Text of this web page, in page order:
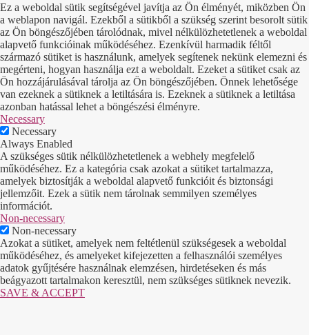
Ez a weboldal sütik segítségével javítja az Ön élményét, miközben Ön
a weblapon navigál. Ezekből a sütikből a szükség szerint besorolt sütik
az Ön böngészőjében tárolódnak, mivel nélkülözhetetlenek a weboldal
alapvető funkcióinak működéséhez. Ezenkívül harmadik féltől
származó sütiket is használunk, amelyek segítenek nekünk elemezni és
megérteni, hogyan használja ezt a weboldalt. Ezeket a sütiket csak az
Ön hozzájárulásával tárolja az Ön böngészőjében. Önnek lehetősége
van ezeknek a sütiknek a letiltására is. Ezeknek a sütiknek a letiltása
azonban hatással lehet a böngészési élményre.
Necessary
Necessary
Always Enabled
A szükséges sütik nélkülözhetetlenek a webhely megfelelő
működéséhez. Ez a kategória csak azokat a sütiket tartalmazza,
amelyek biztosítják a weboldal alapvető funkcióit és biztonsági
jellemzőit. Ezek a sütik nem tárolnak semmilyen személyes
információt.
Non-necessary
Non-necessary
Azokat a sütiket, amelyek nem feltétlenül szükségesek a weboldal
működéséhez, és amelyeket kifejezetten a felhasználói személyes
adatok gyűjtésére használnak elemzésen, hirdetéseken és más
beágyazott tartalmakon keresztül, nem szükséges sütiknek nevezik.
SAVE & ACCEPT